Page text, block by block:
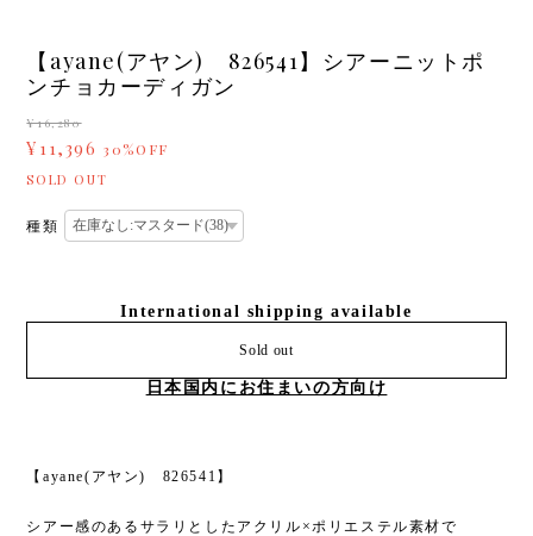
【ayane(アヤン) 826541】シアーニットポ
ンチョカーディガン
¥16,280
¥11,396 30%OFF
SOLD OUT
種類
International shipping available
Sold out
日本国内にお住まいの方向け
【ayane(アヤン) 826541】
シアー感のあるサラリとしたアクリル×ポリエステル素材で